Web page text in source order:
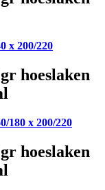
x 200/220
hoeslaken
180 x 200/220
hoeslaken